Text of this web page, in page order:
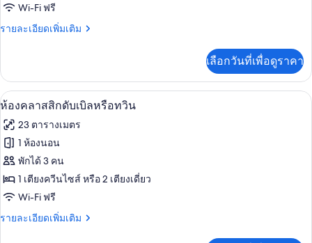
อี
โค
มี
ดับเบิล
หรือ
ทวิน
Wi-Fi ฟรี
รายละเอียดเพิ่มเติม
ราย
เกี่ยว
กับ
ห้อง
โค
โน
มี
ดับเบิล
หรือ
ทวิ
เลือกวันที่เพื่อดูราคา
เปิด
ภาพถ่าย
ทั้งหมด
ของ
ห้อง
คลาส
สิ
ห้องคลาสสิกดับเบิลหรือทวิน | ผ้านวม
6
ห้องคลาสสิกดับเบิลหรือทวิน
23 ตารางเมตร
1 ห้องนอน
พักได้ 3 คน
1 เตียงควีนไซส์ หรือ 2 เตียงเดี่ยว
Wi-Fi ฟรี
รายละเอียดเพิ่มเติม
ราย